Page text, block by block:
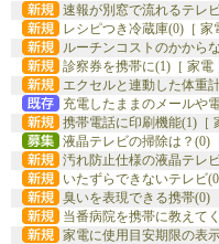
速報が別窓で流れるテレビ
レシピつき冷蔵庫(0)［ 家
ルーチンコストのかから
診察券を携帯に(1)［ 家電
エクセルと連動した体重
充電したままのメールや
携帯電話に印刷機能(1)［
液晶テレビの掃除は？(0)
汚れ防止仕様の液晶テレビ
いたずらできないテレビ
臭いを表現できる携帯(0)
当番病院を携帯に教えて
家電に使用目安期限の表示